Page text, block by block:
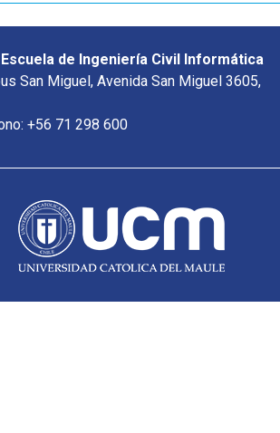
Escuela de Ingeniería Civil Informática
San Miguel, Avenida San Miguel 3605,
+56 71 298 600